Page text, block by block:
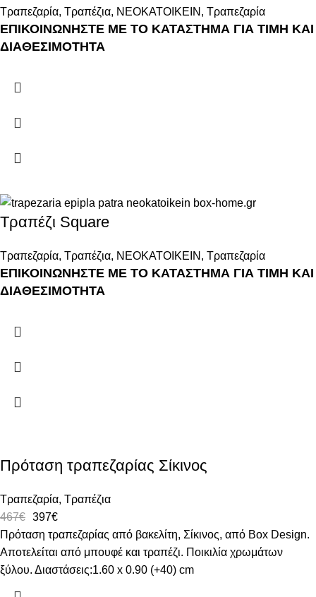
Τραπεζαρία, Τραπέζια, ΝΕΟΚΑΤΟΙΚΕΙΝ , Τραπεζαρία
ΕΠΙΚΟΙΝΩΝΗΣΤΕ ΜΕ ΤΟ ΚΑΤΑΣΤΗΜΑ ΓΙΑ ΤΙΜΗ ΚΑΙ
ΔΙΑΘΕΣΙΜΟΤΗΤΑ
Τραπέζι Square
Τραπεζαρία, Τραπέζια, ΝΕΟΚΑΤΟΙΚΕΙΝ , Τραπεζαρία
ΕΠΙΚΟΙΝΩΝΗΣΤΕ ΜΕ ΤΟ ΚΑΤΑΣΤΗΜΑ ΓΙΑ ΤΙΜΗ ΚΑΙ
ΔΙΑΘΕΣΙΜΟΤΗΤΑ
Πρόταση τραπεζαρίας Σίκινος
Τραπεζαρία, Τραπέζια
467€ 397€
Πρόταση τραπεζαρίας από βακελίτη, Σίκινος, από Box Design.
Αποτελείται από μπουφέ και τραπέζι. Ποικιλία χρωμάτων
ξύλου. Διαστάσεις:1.60 x 0.90 (+40) cm